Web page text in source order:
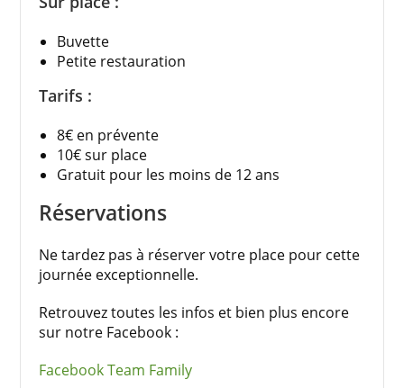
Buvette
Petite restauration
Tarifs :
8€ en prévente
10€ sur place
Gratuit pour les moins de 12 ans
Réservations
Ne tardez pas à réserver votre place pour cette
journée exceptionnelle.
Retrouvez toutes les infos et bien plus encore
sur notre Facebook :
Facebook Team Family